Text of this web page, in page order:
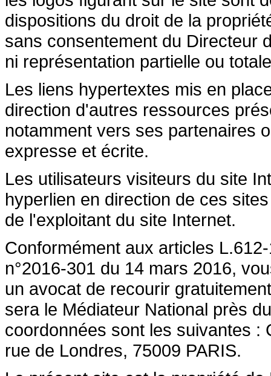
dispositions du droit de la
sans consentement du Directeur
ni représentation partielle ou
Les liens hypertextes mis en
direction d'autres ressources
notamment vers ses partenaires
expresse et écrite.
Les utilisateurs visiteurs du site
hyperlien en direction de ces
de l'exploitant du site Internet.
Conformément aux articles
n°2016-301 du 14 mars 2016,
un avocat de recourir
sera le Médiateur National près
coordonnées sont les suivantes :
rue de Londres, 75009 PARIS.